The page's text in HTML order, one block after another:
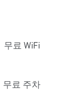
무료 WiFi
무료 주차